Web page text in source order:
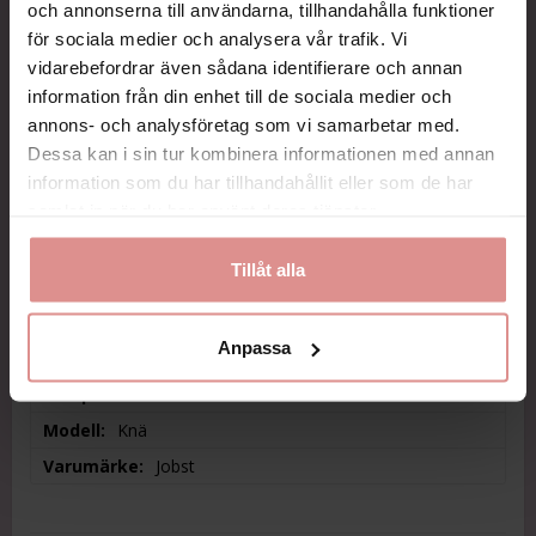
och annonserna till användarna, tillhandahålla funktioner
för sociala medier och analysera vår trafik. Vi
vidarebefordrar även sådana identifierare och annan
information från din enhet till de sociala medier och
annons- och analysföretag som vi samarbetar med.
Dessa kan i sin tur kombinera informationen med annan
information som du har tillhandahållit eller som de har
Tillåt alla
Anpassa
Storlek
Betala säkert med kort, faktura, Swish eller Paypal
Modell
Knä
Varumärke
Jobst